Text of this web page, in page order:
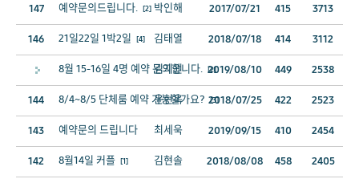
147 예약문의드립니다. [2] 박인해 2017/07/21 415 3713
146 21일22일 1박2일 [4] 김태열 2018/07/18 414 3112
8월 15-16일 4명 예약 문의합니다. [2]
김지원 2019/08/10 449 2538
144 8/4~8/5 단체룸 예약 가능할가요? [3]
윤현옥 2018/07/25 422 2523
143 예약문의 드립니다 최세욱 2019/09/15 410 2454
142 8월14일 커플 [1] 김현솔 2018/08/08 458 2405